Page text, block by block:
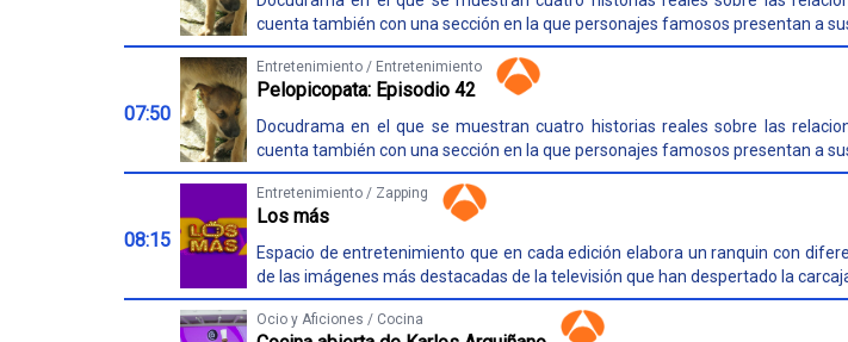
cuenta también con una sección en la que personajes famosos presentan a
07:50
Entretenimiento / Entretenimiento
Pelopicopata: Episodio 42
Docudrama en el que se muestran cuatro historias reales sobre las
cuenta también con una sección en la que personajes famosos presentan a
08:15
Entretenimiento / Zapping
Los más
Espacio de entretenimiento que en cada edición elabora un ranquin con
de las imágenes más destacadas de la televisión que han despertado la
Ocio y Aficiones / Cocina